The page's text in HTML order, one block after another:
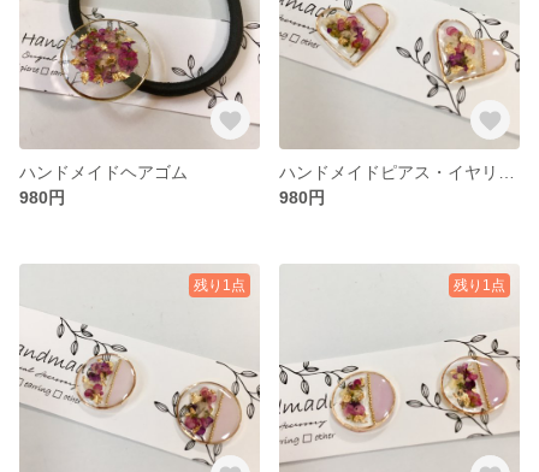
ハンドメイドヘアゴム
980円
980円
残り1点 残り1点